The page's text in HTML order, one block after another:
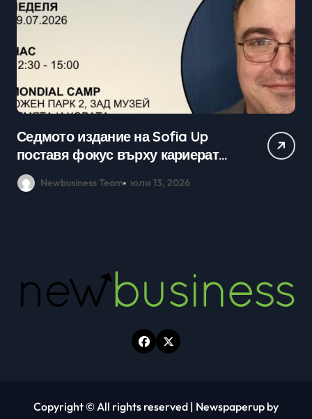
Практически уроци по бизнес и
кариерно развитие събраха
млади хора на SOFIA UP
Newbusiness Team юни 26, 2026
Copyright © All rights reserved | Newspaperup by